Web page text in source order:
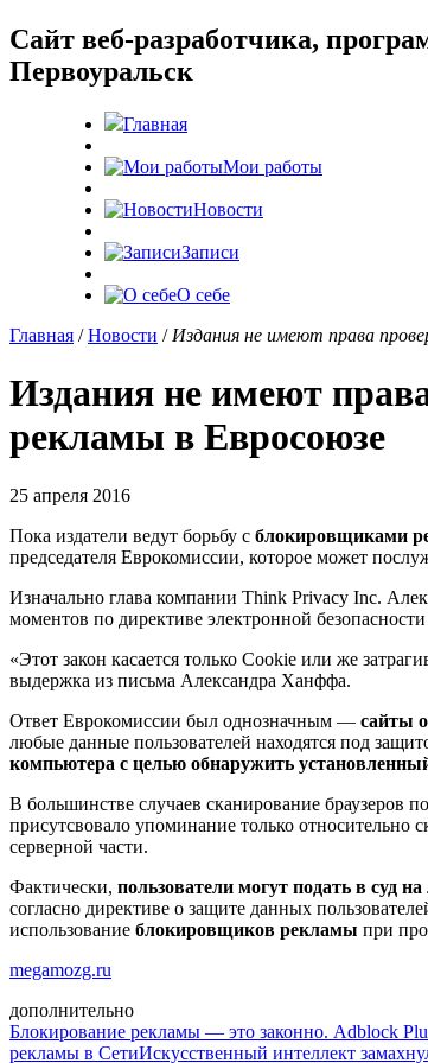
Cайт веб-разработчика,
Первоуральск
Главная
Мои работы
Новости
Записи
О себе
Главная /Новости / Издания не имеют права
Издания не имеют
рекламы в Евросоюзе
25 апреля 2016
Пока издатели ведут борьбу с блокировщиками
председателя Еврокомиссии, которое может
Изначально глава компании Think Privacy Inc.
моментов по директиве электронной
«Этот закон касается только Cookie или же
выдержка из письма Александра Ханффа.
Ответ Еврокомиссии был однозначным — сайты
любые данные пользователей находятся под
компьютера с целью обнаружить
В большинстве случаев сканирование браузеров
присутсвовало упоминание только относительно
серверной части.
Фактически, пользователи могут подать в суд
согласно директиве о защите данных
использование блокировщиков рекламы при
megamozg.ru
дополнительно
Блокирование рекламы — это законно. Adblock
рекламы в СетиИскусственный интеллект